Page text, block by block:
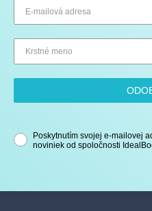
Poskytnutím svojej e-mailovej
noviniek od spoločnosti